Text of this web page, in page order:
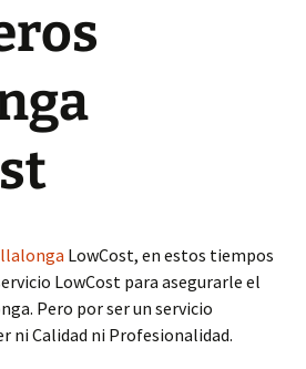
LowCost, en estos tiempos
LowCost para asegurarle el
Pero por ser un servicio
ni Calidad ni Profesionalidad.